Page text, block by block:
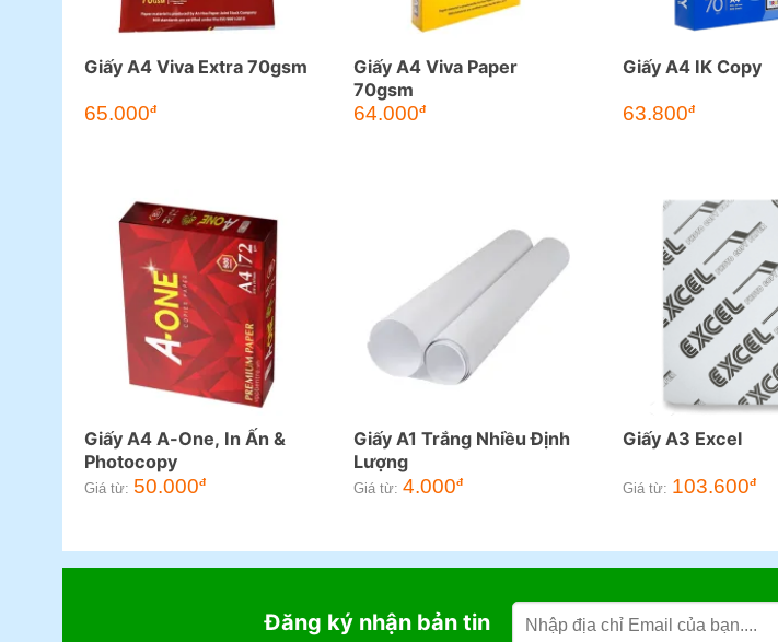
Giấy A4 Viva Extra 70gsm
65.000đ
Giấy A4 Viva Paper
70gsm
64.000đ
Giấy A4 IK Copy
63.800đ
Giấy A4 A-One, In Ấn &
Photocopy
Giá từ: 50.000đ
Giấy A1 Trắng Nhiều Định
Lượng
Giá từ: 4.000đ
Giấy A3 Excel
Giá từ: 103.600đ
Đăng ký nhận bản tin